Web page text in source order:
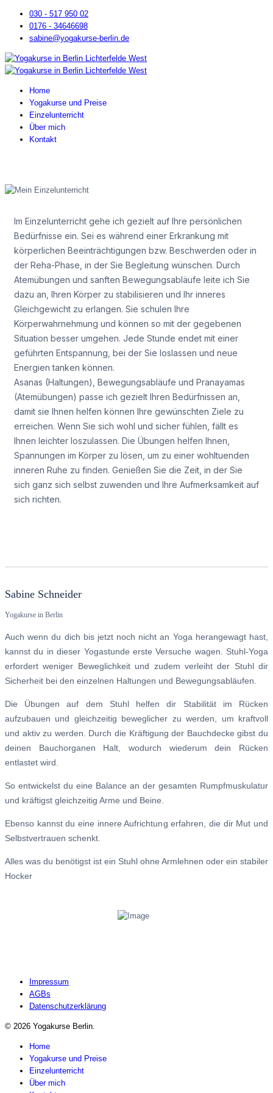
030 - 517 950 02
0176 - 34646698
sabine@yogakurse-berlin.de
Home
Yogakurse und Preise
Einzelunterricht
Über mich
Kontakt
Im Einzelunterricht gehe ich gezielt auf Ihre persönlichen
Bedürfnisse ein. Sei es während einer Erkrankung mit
körperlichen Beeinträchtigungen bzw. Beschwerden oder in
der Reha-Phase, in der Sie Begleitung wünschen. Durch
Atemübungen und sanften Bewegungsabläufe leite ich Sie
dazu an, Ihren Körper zu stabilisieren und Ihr inneres
Gleichgewicht zu erlangen. Sie schulen Ihre
Körperwahrnehmung und können so mit der gegebenen
Situation besser umgehen. Jede Stunde endet mit einer
geführten Entspannung, bei der Sie loslassen und neue
Energien tanken können.
Asanas (Haltungen), Bewegungsabläufe und Pranayamas
(Atemübungen) passe ich gezielt Ihren Bedürfnissen an,
damit sie Ihnen helfen können Ihre gewünschten Ziele zu
erreichen. Wenn Sie sich wohl und sicher fühlen, fällt es
Ihnen leichter loszulassen. Die Übungen helfen Ihnen,
Spannungen im Körper zu lösen, um zu einer wohltuenden
inneren Ruhe zu finden. Genießen Sie die Zeit, in der Sie
sich ganz sich selbst zuwenden und Ihre Aufmerksamkeit auf
sich richten.
Sabine Schneider
Yogakurse in Berlin
Auch wenn du dich bis jetzt noch nicht an Yoga herangewagt hast,
kannst du in dieser Yogastunde erste Versuche wagen. Stuhl-Yoga
erfordert weniger Beweglichkeit und zudem verleiht der Stuhl dir
Sicherheit bei den einzelnen Haltungen und Bewegungsabläufen.
Die Übungen auf dem Stuhl helfen dir Stabilität im Rücken
aufzubauen und gleichzeitig beweglicher zu werden, um kraftvoll
und aktiv zu werden. Durch die Kräftigung der Bauchdecke gibst du
deinen Bauchorganen Halt, wodurch wiederum dein Rücken
entlastet wird.
So entwickelst du eine Balance an der gesamten Rumpfmuskulatur
und kräftigst gleichzeitig Arme und Beine.
Ebenso kannst du eine innere Aufrichtung erfahren, die dir Mut und
Selbstvertrauen schenkt.
Alles was du benötigst ist ein Stuhl ohne Armlehnen oder ein stabiler
Hocker
Impressum
AGBs
Datenschutzerklärung
© 2026 Yogakurse Berlin.
Home
Yogakurse und Preise
Einzelunterricht
Über mich